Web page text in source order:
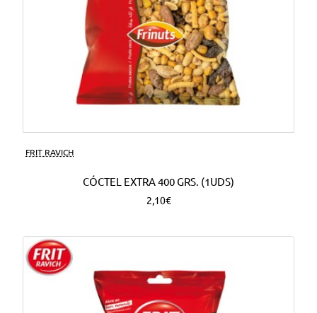
FRIT RAVICH
CÓCTEL EXTRA 400 GRS. (1UDS)
2,10€